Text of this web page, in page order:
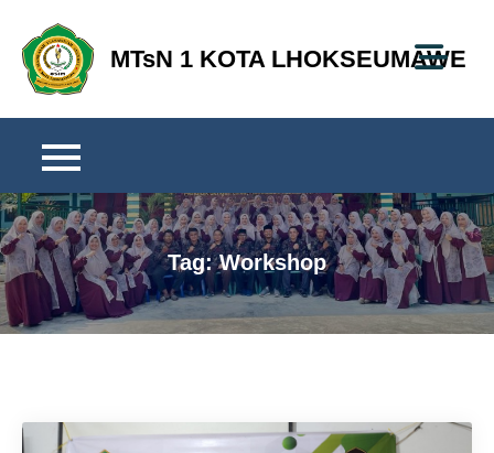
content
MTsN 1 KOTA LHOKSEUMAWE
Tag:Workshop